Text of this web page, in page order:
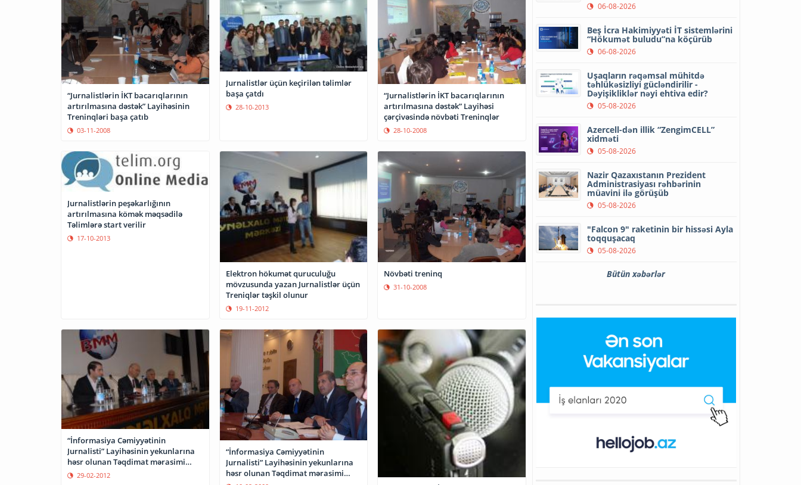
“Jurnalistlərin İKT bacarıqlarının
artırılmasına dəstək” Layihəsinin
Treninqləri başa çatıb
03-11-2008
Jurnalistlər üçün keçirilən təlimlər
başa çatdı
28-10-2013
“Jurnalistlərin İKT bacarıqlarının
artırılmasına dəstək” Layihəsi
çərçivəsində növbəti Treninqlər
28-10-2008
Jurnalistlərin peşəkarlığının
artırılmasına kömək məqsədilə
Təlimlərə start verilir
17-10-2013
Elektron hökumət quruculuğu
mövzusunda yazan Jurnalistlər üçün
Treniqlər təşkil olunur
19-11-2012
Növbəti treninq
31-10-2008
“İnformasiya Cəmiyyətinin
Jurnalisti” Layihəsinin yekunlarına
həsr olunan Təqdimat mərasimi
keçirilib.
29-02-2012
“İnformasiya Cəmiyyətinin
Jurnalisti” Layihəsinin yekunlarına
həsr olunan Təqdimat mərasimi
06-08-2026
Beş İcra Hakimiyyəti İT sistemlərini
“Hökumət buludu”na köçürüb
06-08-2026
Uşaqların rəqəmsal mühitdə
təhlükəsizliyi gücləndirilir -
Dəyişikliklər nəyi ehtiva edir?
05-08-2026
Azercell-dən illik “ZengimCELL”
xidməti
05-08-2026
Nazir Qazaxıstanın Prezident
Administrasiyası rəhbərinin
müavini ilə görüşüb
05-08-2026
"Falcon 9" raketinin bir hissəsi Ayla
toqquşacaq
05-08-2026
Bütün xəbərlər